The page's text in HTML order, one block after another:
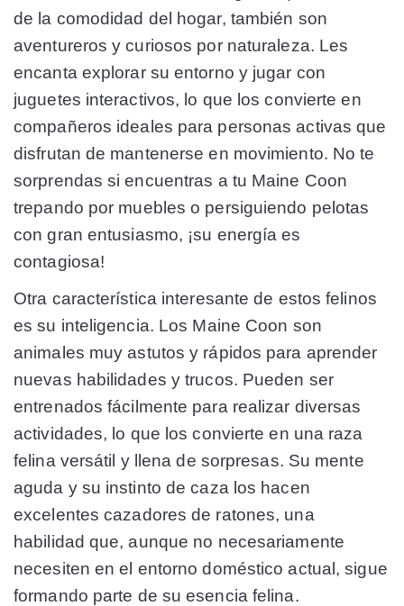
de la comodidad del hogar, también son
aventureros y curiosos por naturaleza. Les
encanta explorar su entorno y jugar con
juguetes interactivos, lo que los convierte en
compañeros ideales para personas activas que
disfrutan de mantenerse en movimiento. No te
sorprendas si encuentras a tu Maine Coon
trepando por muebles o persiguiendo pelotas
con gran entusiasmo, ¡su energía es
contagiosa!
Otra característica interesante de estos felinos
es su inteligencia. Los Maine Coon son
animales muy astutos y rápidos para aprender
nuevas habilidades y trucos. Pueden ser
entrenados fácilmente para realizar diversas
actividades, lo que los convierte en una raza
felina versátil y llena de sorpresas. Su mente
aguda y su instinto de caza los hacen
excelentes cazadores de ratones, una
habilidad que, aunque no necesariamente
necesiten en el entorno doméstico actual, sigue
formando parte de su esencia felina.